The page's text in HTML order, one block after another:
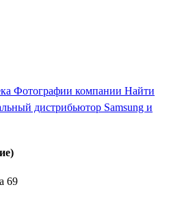
Фотографии компании Найти
дистрибьютор Samsung и
69